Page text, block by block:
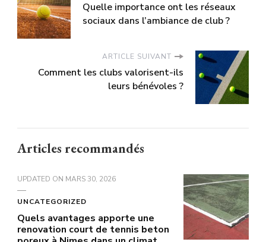
Quelle importance ont les réseaux
sociaux dans l’ambiance de club ?
ARTICLE SUIVANT
Comment les clubs valorisent-ils
leurs bénévoles ?
Articles recommandés
UPDATED ON MARS 30, 2026
UNCATEGORIZED
Quels avantages apporte une
renovation court de tennis beton